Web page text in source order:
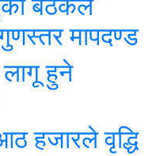
बैठकले
मापदण्ड
हुने
हजारले वृद्धि